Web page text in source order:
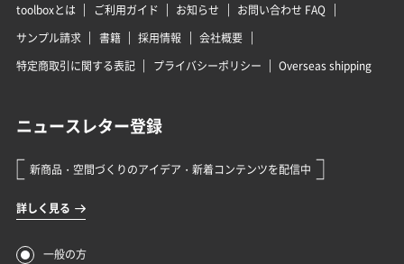
toolboxとは ご利用ガイド お知らせ
お問い合わせ FAQ
サンプル請求
書籍 採用情報
会社概要
特定商取引に関する表記
プライバシーポリシー Overseas shipping